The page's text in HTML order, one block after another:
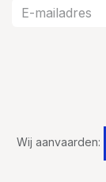
Wij aanvaarden: